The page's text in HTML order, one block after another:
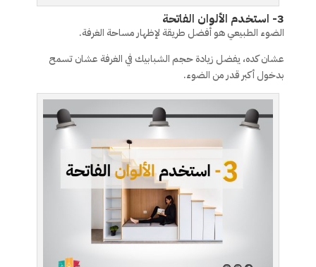
3- استخدم الألوان الفاتحة
الضوء الطبيعي هو أفضل طريقة لإظهار مساحة الغرفة.
عشان كده، يفضل زيادة حجم الشبابيك في الغرفة عشان تسمح
بدخول أكبر قدر من الضوء.